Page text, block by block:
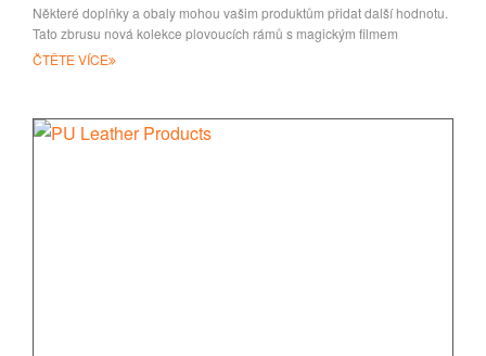
Některé doplňky a obaly mohou vašim produktům přidat další hodnotu.
Tato zbrusu nová kolekce plovoucích rámů s magickým filmem
ČTĚTE VÍCE